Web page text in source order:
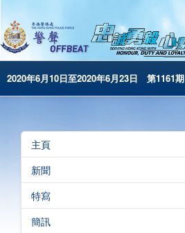
2020年6月10日至2020年6月23日 第1161期
昔日警聲
警務處主頁
简体版
English
主頁
新聞
特寫
簡訊